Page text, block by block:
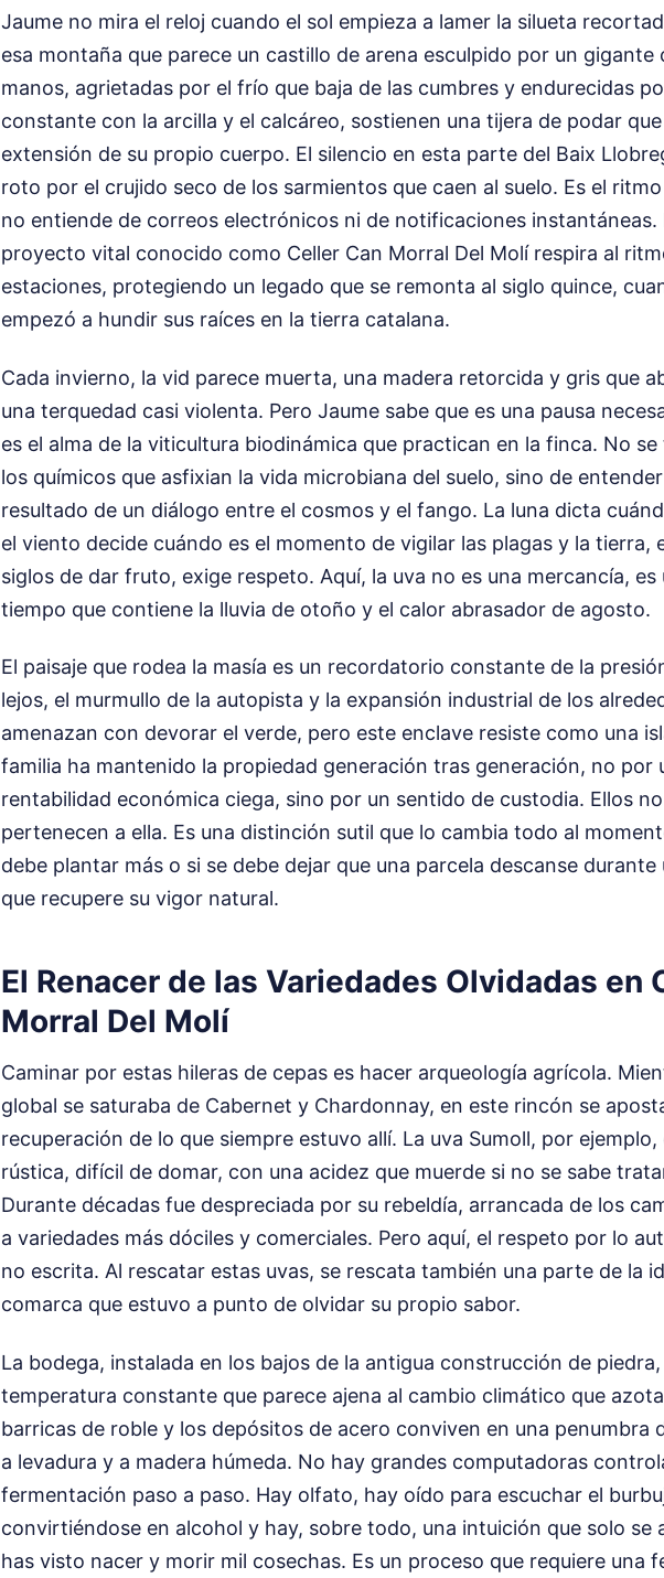
Jaume no mira el reloj cuando el sol empieza a lamer la silueta
esa montaña que parece un castillo de arena esculpido por un gigante
manos, agrietadas por el frío que baja de las cumbres y endurecidas
constante con la arcilla y el calcáreo, sostienen una tijera de podar
extensión de su propio cuerpo. El silencio en esta parte del Baix
roto por el crujido seco de los sarmientos que caen al suelo. Es el
no entiende de correos electrónicos ni de notificaciones instantáneas.
proyecto vital conocido como Celler Can Morral Del Molí respira al
estaciones, protegiendo un legado que se remonta al siglo quince,
empezó a hundir sus raíces en la tierra catalana.
Cada invierno, la vid parece muerta, una madera retorcida y gris que
una terquedad casi violenta. Pero Jaume sabe que es una pausa
es el alma de la viticultura biodinámica que practican en la finca. No
los químicos que asfixian la vida microbiana del suelo, sino de
resultado de un diálogo entre el cosmos y el fango. La luna dicta
el viento decide cuándo es el momento de vigilar las plagas y la tierra,
siglos de dar fruto, exige respeto. Aquí, la uva no es una mercancía, es
tiempo que contiene la lluvia de otoño y el calor abrasador de agosto.
El paisaje que rodea la masía es un recordatorio constante de la
lejos, el murmullo de la autopista y la expansión industrial de los
amenazan con devorar el verde, pero este enclave resiste como una
familia ha mantenido la propiedad generación tras generación, no por
rentabilidad económica ciega, sino por un sentido de custodia. Ellos
pertenecen a ella. Es una distinción sutil que lo cambia todo al
debe plantar más o si se debe dejar que una parcela descanse durante
que recupere su vigor natural.
El Renacer de las Variedades Olvidadas en
Morral Del Molí
Caminar por estas hileras de cepas es hacer arqueología agrícola.
global se saturaba de Cabernet y Chardonnay, en este rincón se
recuperación de lo que siempre estuvo allí. La uva Sumoll, por ejemplo,
rústica, difícil de domar, con una acidez que muerde si no se sabe
Durante décadas fue despreciada por su rebeldía, arrancada de los
a variedades más dóciles y comerciales. Pero aquí, el respeto por lo
no escrita. Al rescatar estas uvas, se rescata también una parte de la
comarca que estuvo a punto de olvidar su propio sabor.
La bodega, instalada en los bajos de la antigua construcción de
temperatura constante que parece ajena al cambio climático que
barricas de roble y los depósitos de acero conviven en una penumbra
a levadura y a madera húmeda. No hay grandes computadoras
fermentación paso a paso. Hay olfato, hay oído para escuchar el
convirtiéndose en alcohol y hay, sobre todo, una intuición que solo se
has visto nacer y morir mil cosechas. Es un proceso que requiere una